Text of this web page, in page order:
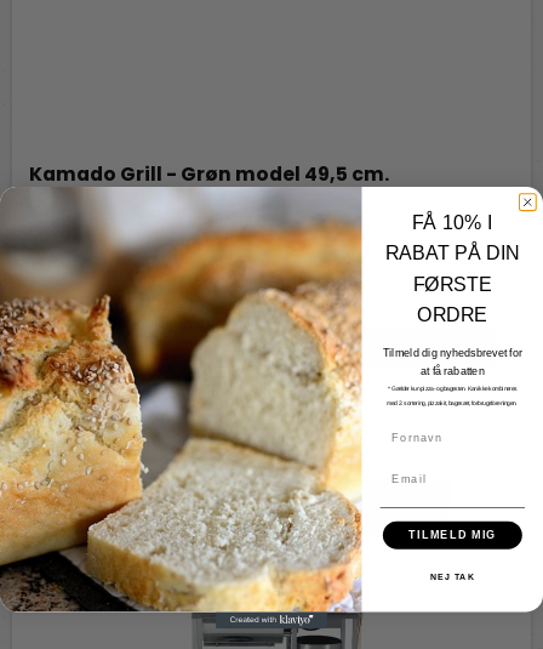
Kamado Grill - Grøn model 49,5 cm.
KG02
7.550,00 DKK
Vis produkt
FÅ 10% I
RABAT PÅ DIN
FØRSTE
ORDRE
Tilmeld dig nyhedsbrevet for
at få rabatten
* Gælder kun pizza- og bagesten. Kan ikke kombineres
med 2. sortering, pizzakit, bagesæt, forbrugsforeningen.
TILMELD MIG
NEJ TAK